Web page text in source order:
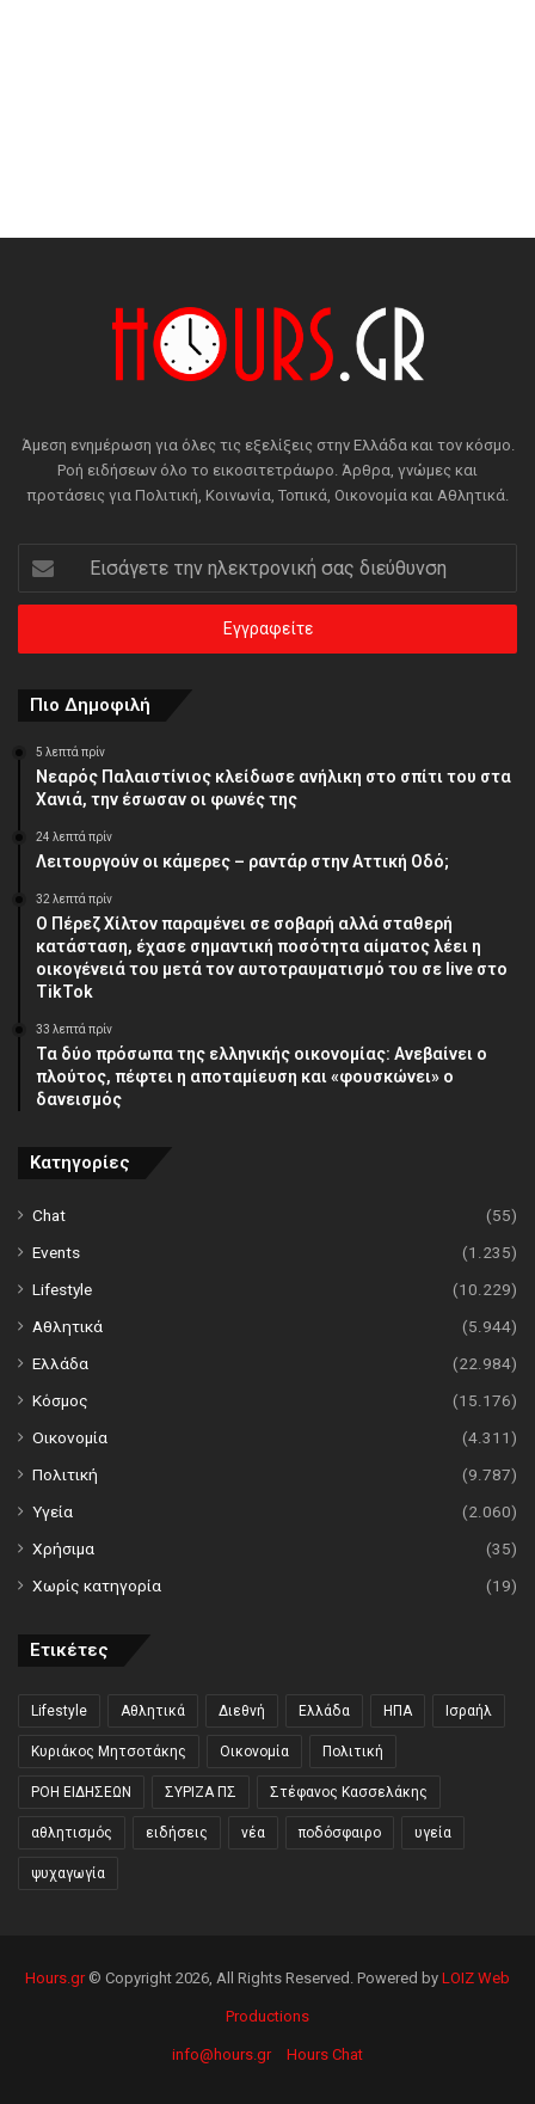
Άμεση ενημέρωση για όλες τις εξελίξεις στην Ελλάδα και τον κόσμο.
Ροή ειδήσεων όλο το εικοσιτετράωρο. Άρθρα, γνώμες και
προτάσεις για Πολιτική, Κοινωνία, Τοπικά, Οικονομία και Αθλητικά.
την
ηλεκτρονική
διεύθυνση
Πιο Δημοφιλή
5 λεπτά πρίν
Νεαρός Παλαιστίνιος κλείδωσε ανήλικη στο σπίτι του στα
Χανιά, την έσωσαν οι φωνές της
24 λεπτά πρίν
Λειτουργούν οι κάμερες – ραντάρ στην Αττική Οδό;
32 λεπτά πρίν
Ο Πέρεζ Χίλτον παραμένει σε σοβαρή αλλά σταθερή
κατάσταση, έχασε σημαντική ποσότητα αίματος λέει η
οικογένειά του μετά τον αυτοτραυματισμό του σε live στο
TikTok
33 λεπτά πρίν
Τα δύο πρόσωπα της ελληνικής οικονομίας: Aνεβαίνει ο
πλούτος, πέφτει η αποταμίευση και «φουσκώνει» ο
δανεισμός
Κατηγορίες
Chat
(55)
Events
(1.235)
Lifestyle
(10.229)
Αθλητικά
(5.944)
Ελλάδα
(22.984)
Κόσμος
(15.176)
Οικονομία
(4.311)
Πολιτική
(9.787)
Υγεία
(2.060)
Χρήσιμα
(35)
Χωρίς κατηγορία
(19)
Ετικέτες
Lifestyle Αθλητικά Διεθνή Ελλάδα ΗΠΑ Ισραήλ
Κυριάκος Μητσοτάκης Οικονομία Πολιτική
ΡΟΗ ΕΙΔΗΣΕΩΝ ΣΥΡΙΖΑ ΠΣ Στέφανος Κασσελάκης
αθλητισμός ειδήσεις νέα ποδόσφαιρο υγεία
ψυχαγωγία
Hours.gr© Copyright 2026, All Rights Reserved. Powered by LOIZ Web
Productions
info@hours.gr Hours Chat